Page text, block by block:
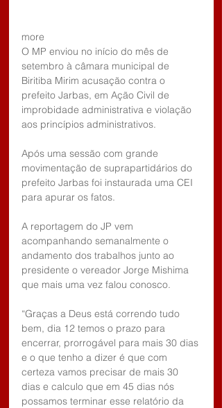
more
O MP enviou no início do mês de
setembro à câmara municipal de
Biritiba Mirim acusação contra o
prefeito Jarbas, em Ação Civil de
improbidade administrativa e violação
aos princípios administrativos.
Após uma sessão com grande
movimentação de suprapartidários do
prefeito Jarbas foi instaurada uma CEI
para apurar os fatos.
A reportagem do JP vem
acompanhando semanalmente o
andamento dos trabalhos junto ao
presidente o vereador Jorge Mishima
que mais uma vez falou conosco.
“Graças a Deus está correndo tudo
bem, dia 12 temos o prazo para
encerrar, prorrogável para mais 30 dias
e o que tenho a dizer é que com
certeza vamos precisar de mais 30
dias e calculo que em 45 dias nós
possamos terminar esse relatório da